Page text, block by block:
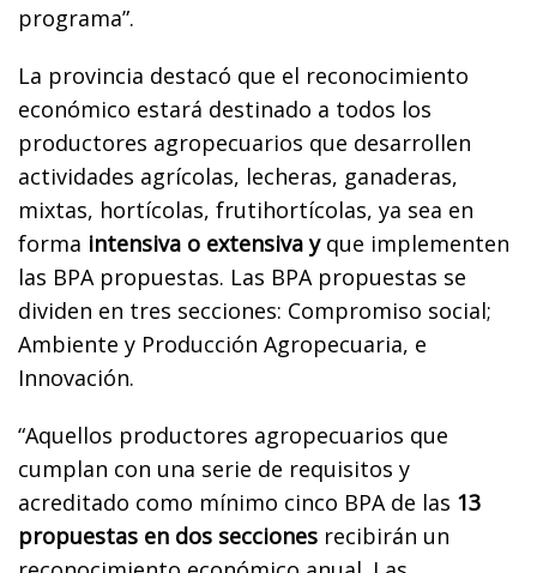
programa”.
La provincia destacó que el reconocimiento
económico estará destinado a todos los
productores agropecuarios que desarrollen
actividades agrícolas, lecheras, ganaderas,
mixtas, hortícolas, frutihortícolas, ya sea en
forma intensiva o extensiva yque implementen
las BPA propuestas. Las BPA propuestas se
dividen en tres secciones: Compromiso social;
Ambiente y Producción Agropecuaria, e
Innovación.
“Aquellos productores agropecuarios que
cumplan con una serie de requisitos y
acreditado como mínimo cinco BPA de las 13
propuestas en dos secciones recibirán un